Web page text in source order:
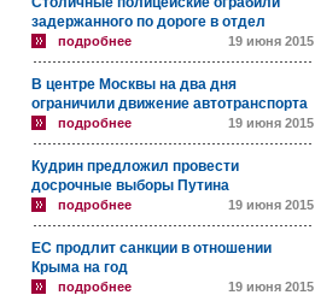
задержанного по дороге в отдел
подробнее 19 июня 2015
В центре Москвы на два дня
ограничили движение автотранспорта
подробнее 19 июня 2015
Кудрин предложил провести
досрочные выборы Путина
подробнее 19 июня 2015
ЕС продлит санкции в отношении
Крыма на год
подробнее 19 июня 2015